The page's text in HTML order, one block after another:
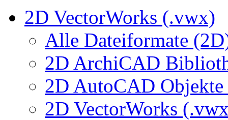
2D VectorWorks (.vwx)
Alle Dateiformate
2D ArchiCAD
2D AutoCAD
2D VectorWorks